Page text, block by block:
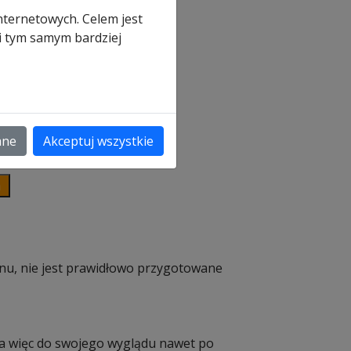
nie jest prawidłowo przygotowane
więc do swojego wyglądu nawet po
Celem jest
samym bardziej
Akceptuj wszystkie